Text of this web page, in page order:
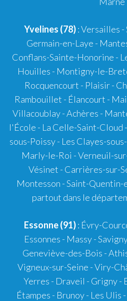
Yvelines (78): Versailles -
Germain-en-Laye -
Conflans-Sainte-Honorine -
Houilles - Montigny-le-
Rocquencourt - Plaisir -
Rambouillet - Élancourt -
Villacoublay - Achères -
l'École - La Celle-Saint-Cloud
sous-Poissy - Les Clayes-
Marly-le-Roi - Verneuil-
Vésinet - Carrières-sur-
Montesson - Saint-Quentin-
partout dans le
Essonne (91): Évry-
Essonnes - Massy -
Geneviève-des-Bois -
Vigneux-sur-Seine - Viry-
Yerres - Draveil - Grigny -
Étampes - Brunoy - Les